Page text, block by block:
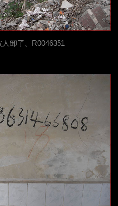
卸了。R0046351